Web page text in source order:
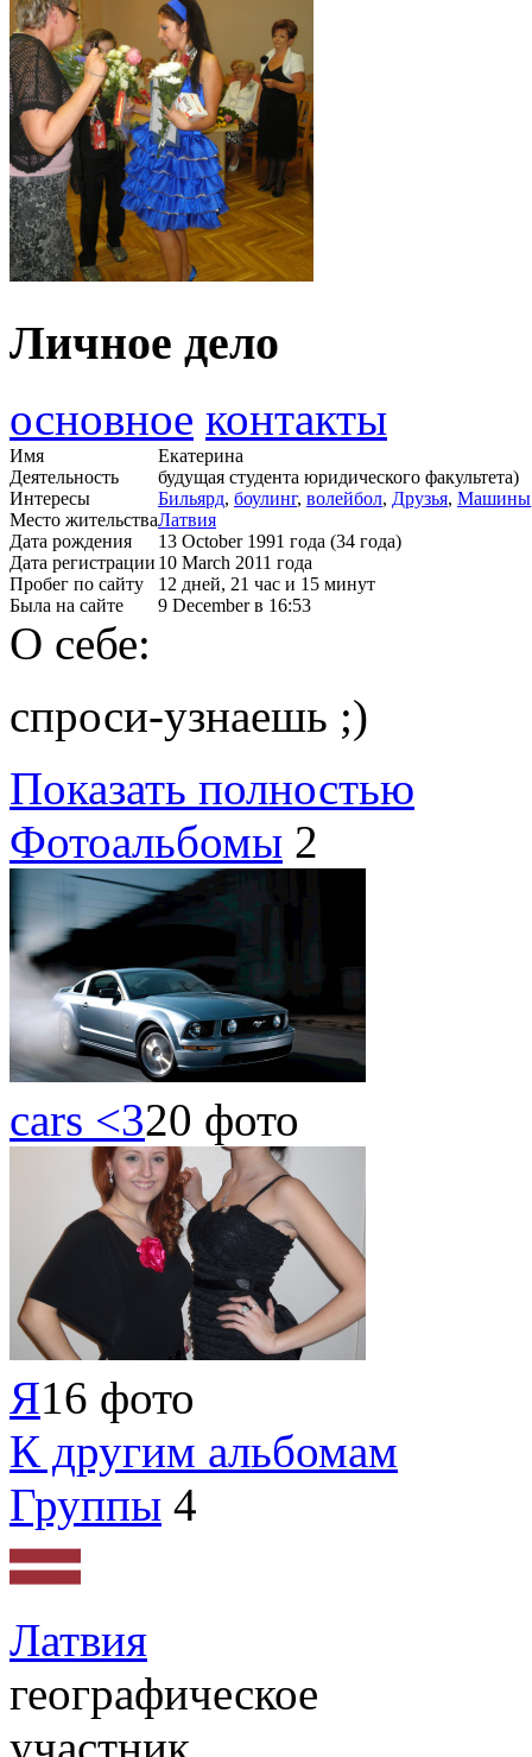
Личное дело
основное контакты
Имя
Екатерина
Деятельность
будущая студента юридического факультета)
Интересы
Бильярд, боулинг, волейбол, Друзья, Машины
Место жительстваЛатвия
Дата рождения
13 October 1991 года (34 года)
Дата регистрации 10 March 2011 года
Пробег по сайту
12 дней, 21 час и 15 минут
Была на сайте
9 December в 16:53
О себе:
спроси-узнаешь ;)
Показать полностью
Фотоальбомы 2
cars <320 фото
Я16 фото
К другим альбомам
Группы 4
Латвия
географическое